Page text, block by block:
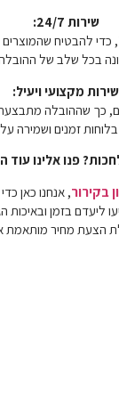
שירות 24/7:
אנו מציעים שירות קירור 24/7, כדי
בכל שלב של
שירות מקצועי ויעיל:
כך שההובלה
זמנים ושמירה
פנו אלינו עוד
בקירור, אנחנו כאן
ליעדם בזמן ובאיכות
הצעת מחיר מותאמת